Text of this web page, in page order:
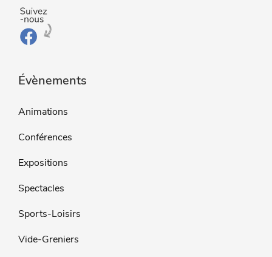
Évènements
Animations
Conférences
Expositions
Spectacles
Sports-Loisirs
Vide-Greniers